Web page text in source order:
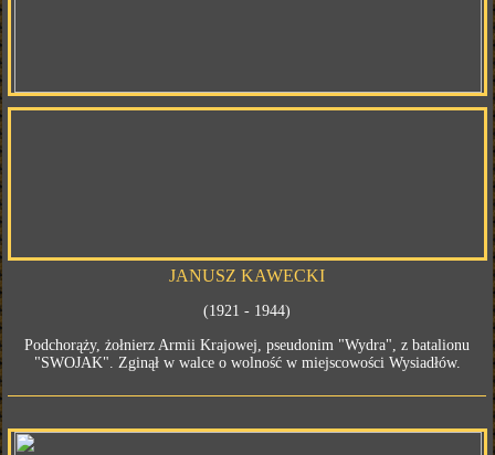
JANUSZ KAWECKI
(1921 - 1944)
Podchorąży, żołnierz Armii Krajowej, pseudonim "Wydra", z batalionu
"SWOJAK". Zginął w walce o wolność w miejscowości Wysiadłów.